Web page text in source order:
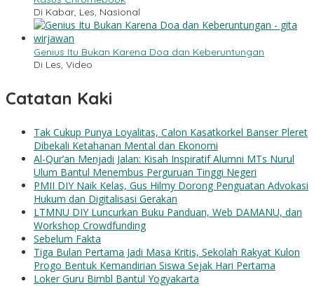
Di Kabar, Les, Nasional
Genius Itu Bukan Karena Doa dan Keberuntungan
Di Les, Video
Catatan Kaki
Tak Cukup Punya Loyalitas, Calon Kasatkorkel Banser Pleret
Dibekali Ketahanan Mental dan Ekonomi
Al-Qur’an Menjadi Jalan: Kisah Inspiratif Alumni MTs Nurul
Ulum Bantul Menembus Perguruan Tinggi Negeri
PMII DIY Naik Kelas, Gus Hilmy Dorong Penguatan Advokasi
Hukum dan Digitalisasi Gerakan
LTMNU DIY Luncurkan Buku Panduan, Web DAMANU, dan
Workshop Crowdfunding
Sebelum Fakta
Tiga Bulan Pertama Jadi Masa Kritis, Sekolah Rakyat Kulon
Progo Bentuk Kemandirian Siswa Sejak Hari Pertama
Loker Guru Bimbl Bantul Yogyakarta